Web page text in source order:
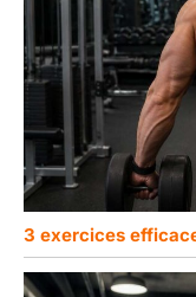
3 exercices